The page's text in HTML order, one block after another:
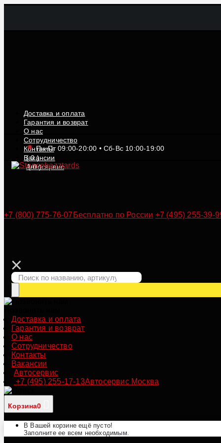
Доставка и оплата
Гарантия и возврат
О нас
Сотрудничество
Контакты
Вакансии
Автосервис
Пн-Пт 09:00-20:00 • Сб-Вс 10:00-19:00
(0)
(0)
+7 (800) 775-76-07 Бесплатно по России +7 (495) 255-39-
Доставка и оплата
Гарантия и возврат
О нас
Сотрудничество
Контакты
Вакансии
Автосервис
+7 (495) 255-17-13Автосервис Москва
Корзина0
В Вашей корзине ещё пусто!
Заполните ее всем необходимым.